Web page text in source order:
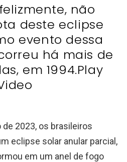
não
deste eclipse
evento dessa
há mais de
em 1994.Play
2023, os brasileiros
eclipse solar anular parcial,
em um anel de fogo